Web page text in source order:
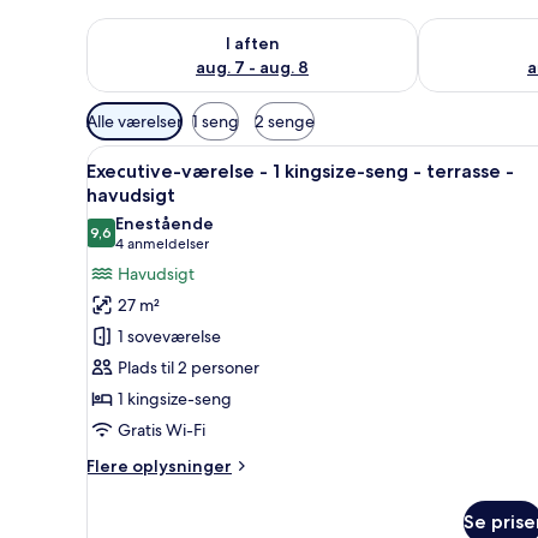
I aften
aug. 7 - aug. 8
Tjek tilgængelighed for i aften aug. 7 - aug. 8
Tjek
Tilgængelige
filtre
for
værelser
Alle værelser 1 seng 2 senge
Indlæs
alle
billeder
af
Executive-
værelse
-
kingsize-
seng
-
terrasse
En balkon med hvide
6
Executive-værelse - 1 kingsize-seng - terrasse -
havudsigt
9,69,6 ud af 10
Enestående
4 anmeldelser
(4
anmeldelser)
Havudsigt
27 m²
1 soveværelse
Plads til 2 personer
1 kingsize-seng
Gratis Wi-Fi
Flere oplysninger
Flere
Se